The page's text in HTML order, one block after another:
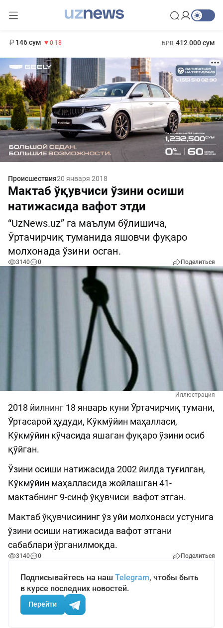
146 сум -0.18 БРВ 412 000 сум
Происшествия20 января 2018
Мактаб ўқувчиси ўзини осиши
натижасида вафот этди
“UzNews.uz” га маълум бўлишича,
Ўртачирчиқ туманида яшовчи фуқаро
молхонада ўзини осган.
3140 0 Поделиться
Иллюстрация
2018 йилнинг 18 январь куни Ўртачирчиқ тумани,
Ўртасарой ҳудуди, Кўкмўйин маҳалласи,
Кўкмўйин кўчасида яшаган фуқаро ўзини осиб
қўйган.
Ўзини осиши натижасида 2002 йилда туғилган,
Кўкмўйин маҳалласида жойлашган 41-
мактабнинг 9-синф ўқувчиси вафот этган.
Мактаб ўқувчисининг ўз уйи молхонаси устунига
ўзини осиши натижасида вафот этгани
сабаблари ўрганилмоқда.
3140 0 Поделиться
Подписывайтесь на наш Telegram, чтобы быть
в курсе последних новостей.
Перейти